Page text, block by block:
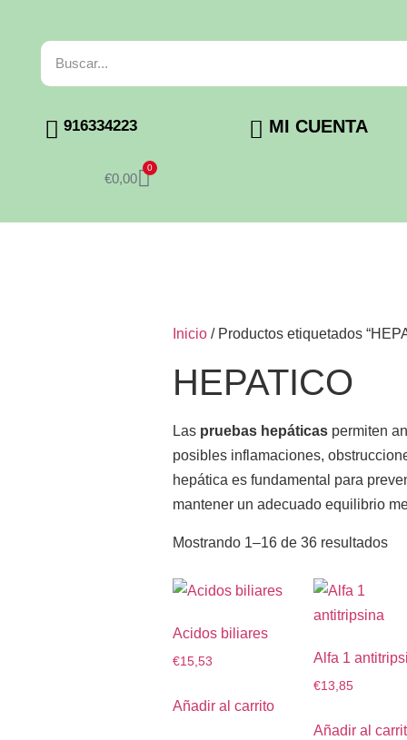
916334223 MI CUENTA
€0,00
0
Inicio / Productos etiquetados
HEPATICO
Las pruebas hepáticas permiten
posibles inflamaciones,
hepática es fundamental para
mantener un adecuado equilibrio
Mostrando 1–16 de 36 resultados
Acidos biliares
€15,53
Añadir al carrito
Alfa 1
€13,85
Añadir al